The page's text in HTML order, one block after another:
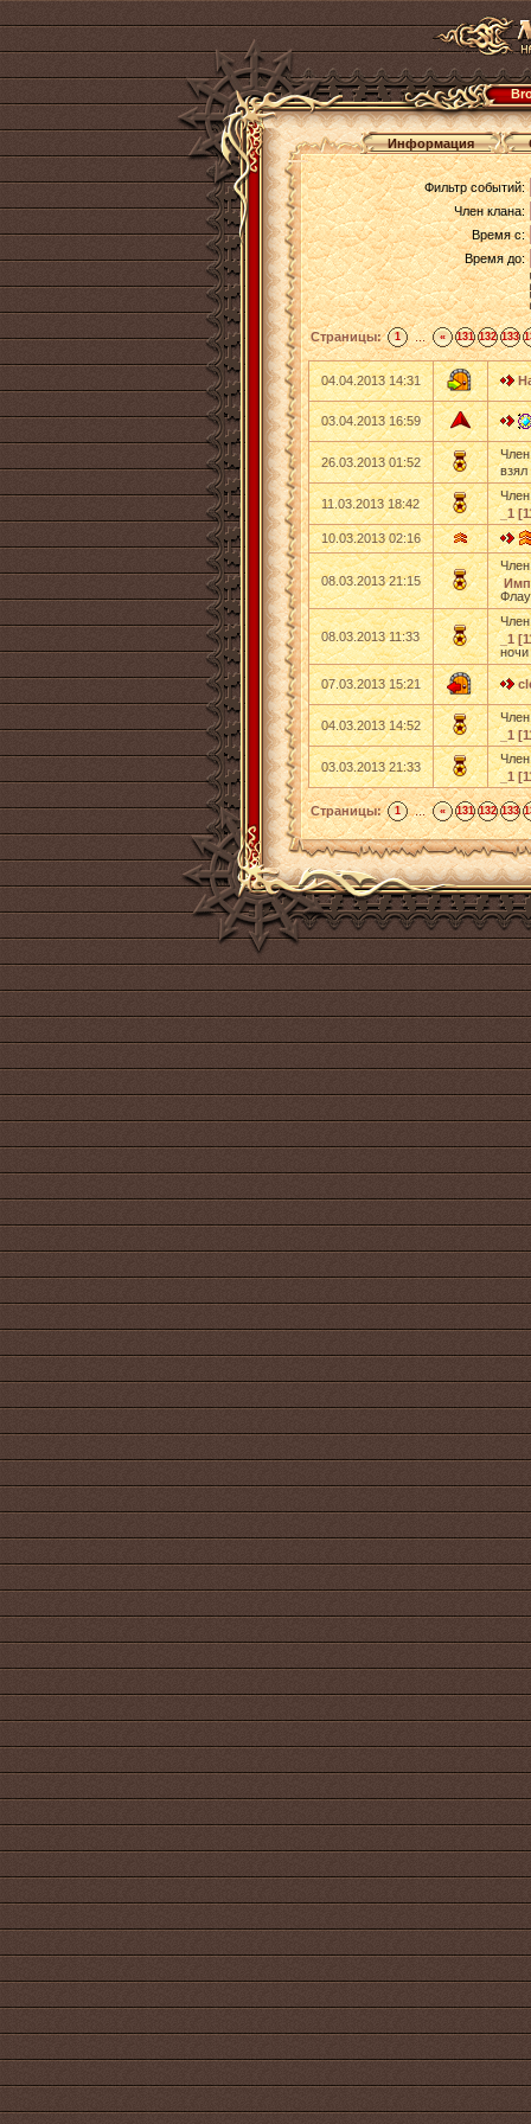
Информация
Фильтр событий:
Член клана:
Время с:
Время до:
Страницы: 1 ... « 131 132 133
04.04.2013 14:31
03.04.2013 16:59
26.03.2013 01:52
взял
11.03.2013 18:42
_1
10.03.2013 02:16
08.03.2013 21:15
08.03.2013 11:33
_1
ночи
07.03.2013 15:21
04.03.2013 14:52
_1
03.03.2013 21:33
_1
Страницы: 1 ... « 131 132 133